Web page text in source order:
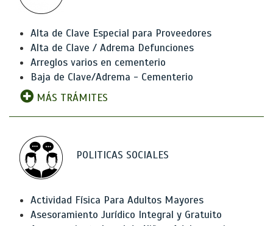
Alta de Clave Especial para Proveedores
Alta de Clave / Adrema Defunciones
Arreglos varios en cementerio
Baja de Clave/Adrema - Cementerio
MÁS TRÁMITES
POLITICAS SOCIALES
Actividad Física Para Adultos Mayores
Asesoramiento Jurídico Integral y Gratuito